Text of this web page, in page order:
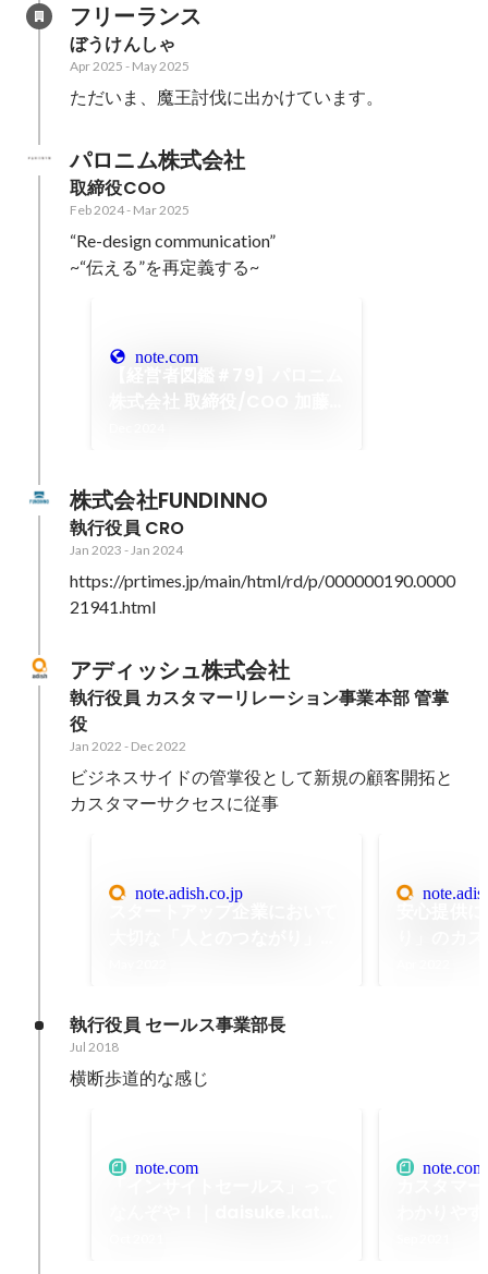
フリーランス
ぼうけんしゃ
Apr 2025 - May 2025
ただいま、魔王討伐に出かけています。
パロニム株式会社
取締役COO
Feb 2024- Mar 2025
“Re-design communication”
~“伝える”を再定義する~
note.com
株式会社FUNDINNO
執行役員 CRO
Jan 2023 -Jan 2024
https://prtimes.jp/main/html/rd/p/000000190.0000
21941.html
アディッシュ株式会社
執行役員 カスタマーリレーション事業本部 管掌
役
Jan 2022 - Dec 2022
ビジネスサイドの管掌役として新規の顧客開拓と
カスタマーサクセスに従事
note.adish.co.jp
執行役員 セールス事業部長
Jul 2018
横断歩道的な感じ
note.com note.com